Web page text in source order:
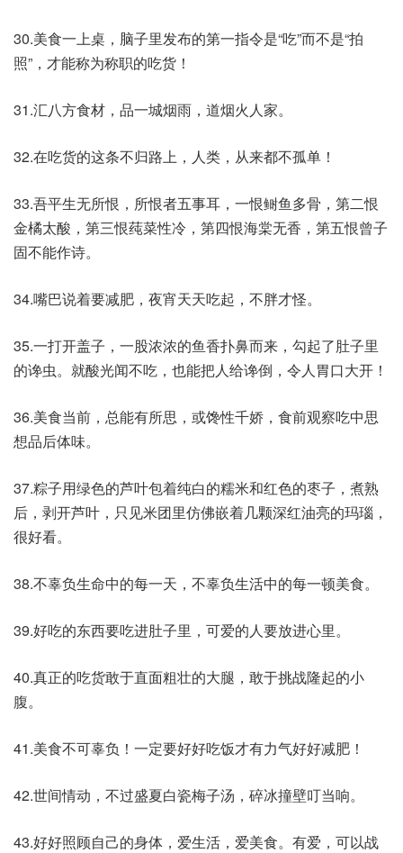
30.美食一上桌，脑子里发布的第一指令是“吃”而不是“拍
照”，才能称为称职的吃货！
31.汇八方食材，品一城烟雨，道烟火人家。
32.在吃货的这条不归路上，人类，从来都不孤单！
33.吾平生无所恨，所恨者五事耳，一恨鲥鱼多骨，第二恨
金橘太酸，第三恨莼菜性冷，第四恨海棠无香，第五恨曾子
固不能作诗。
34.嘴巴说着要减肥，夜宵天天吃起，不胖才怪。
35.一打开盖子，一股浓浓的鱼香扑鼻而来，勾起了肚子里
的谗虫。就酸光闻不吃，也能把人给谗倒，令人胃口大开！
36.美食当前，总能有所思，或馋性千娇，食前观察吃中思
想品后体味。
37.粽子用绿色的芦叶包着纯白的糯米和红色的枣子，煮熟
后，剥开芦叶，只见米团里仿佛嵌着几颗深红油亮的玛瑙，
很好看。
38.不辜负生命中的每一天，不辜负生活中的每一顿美食。
39.好吃的东西要吃进肚子里，可爱的人要放进心里。
40.真正的吃货敢于直面粗壮的大腿，敢于挑战隆起的小
腹。
41.美食不可辜负！一定要好好吃饭才有力气好好减肥！
42.世间情动，不过盛夏白瓷梅子汤，碎冰撞壁叮当响。
43.好好照顾自己的身体，爱生活，爱美食。有爱，可以战